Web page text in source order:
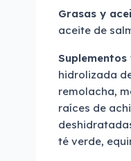
Grasas y
aceite de
hidrolizada
remolacha,
raíces de
té verde,